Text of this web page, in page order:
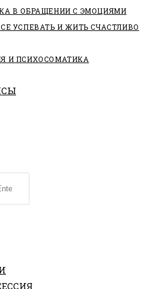
В ОБРАЩЕНИИ С ЭМОЦИЯМИ
УСПЕВАТЬ И ЖИТЬ СЧАСТЛИВО
И ПСИХОСОМАТИКА